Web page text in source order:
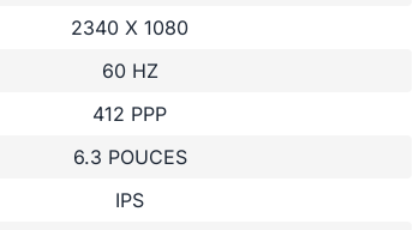
2340 X 1080
60 HZ
412 PPP
6.3 POUCES
IPS